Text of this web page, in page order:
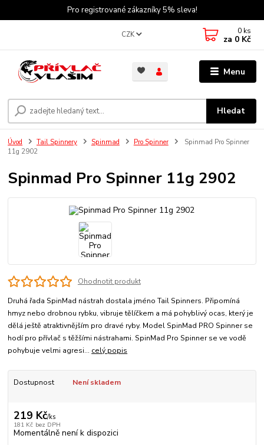
Pro registrované zákazníky 5% sleva!
Menu
CZK
Hledat
0 ks
za 0 Kč
Úvod Tail Spinnery Spinmad Pro Spinner
Spinmad Pro Spinner
11g 2902
Spinmad Pro Spinner 11g 2902
Ohodnotit produkt
Druhá řada SpinMad nástrah dostala jméno Tail Spinners. Připomíná
hmyz nebo drobnou rybku, vibruje tělíčkem a má pohyblivý ocas, který je
dělá ještě atraktivnějším pro dravé ryby. Model SpinMad PRO Spinner se
hodí pro přívlač s těžšími nástrahami. SpinMad Pro Spinner se ve vodě
pohybuje velmi agresi... celý popis
Dostupnost Není skladem
219 Kč/ks
181 Kč bez DPH
Momentálně není k dispozici